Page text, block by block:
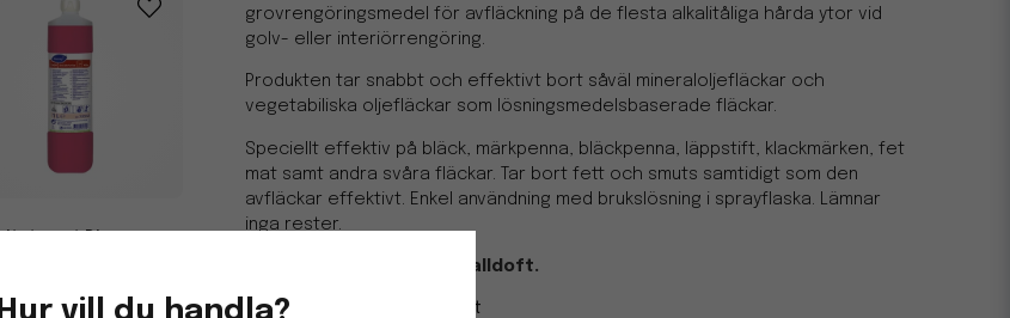
grovrengöringsmedel för avfläckning på de flesta alkalitåliga hårda ytor vid
golv- eller interiörrengöring.
Produkten tar snabbt och effektivt bort såväl mineraloljefläckar och
vegetabiliska oljefläckar som lösningsmedelsbaserade fläckar.
Speciellt effektiv på bläck, märkpenna, bläckpenna, läppstift, klackmärken, fet
mat samt andra svåra fläckar. Tar bort fett och smuts samtidigt som den
avfläckar effektivt. Enkel användning med brukslösning i sprayflaska. Lämnar
inga rester.
Lämnar kvar en fräsch talldoft.
pH-värde: 11 koncentrat
Hur vill du handla?